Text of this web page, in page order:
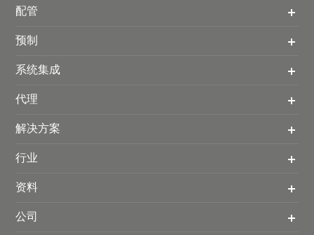
配管
预制
系统集成
代理
解决方案
行业
资料
公司